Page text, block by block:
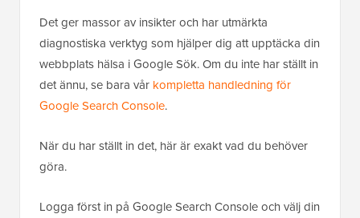
Det ger massor av insikter och har utmärkta
diagnostiska verktyg som hjälper dig att upptäcka din
webbplats hälsa i Google Sök. Om du inte har ställt in
det ännu, se bara vår kompletta handledning för
Google Search Console.
När du har ställt in det, här är exakt vad du behöver
göra.
Logga först in på Google Search Console och välj din